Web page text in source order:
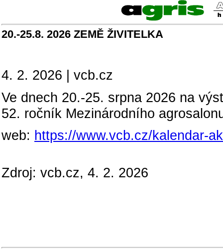
20.-25.8. 2026 ZEMĚ ŽIVITELKA
4. 2. 2026 | vcb.cz
Ve dnech 20.-25. srpna 2026 na
52. ročník Mezinárodního
web: https://www.vcb.cz/kalendar-
Zdroj: vcb.cz, 4. 2. 2026